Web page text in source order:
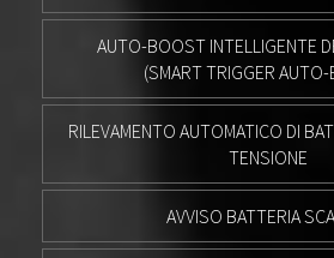
AUTO-BOOST INTELLIGENTE
(SMART TRIGGER
RILEVAMENTO AUTOMATICO DI
TENSIONE
AVVISO BATTERIA